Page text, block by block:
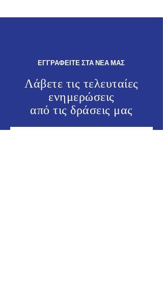
ΕΓΓΡΑΦΕΙΤΕ ΣΤΑ ΝΕΑ ΜΑΣ
Λάβετε τις τελευταίες
ενημερώσεις
από τις δράσεις μας